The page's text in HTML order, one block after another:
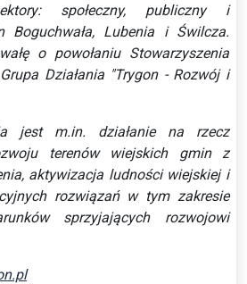
społeczny, publiczny i
Boguchwała, Lubenia i Świlcza.
o powołaniu Stowarzyszenia
Działania "Trygon - Rozwój i
jest m.in. działanie na rzecz
terenów wiejskich gmin z
aktywizacja ludności wiejskiej i
rozwiązań w tym zakresie
sprzyjających rozwojowi